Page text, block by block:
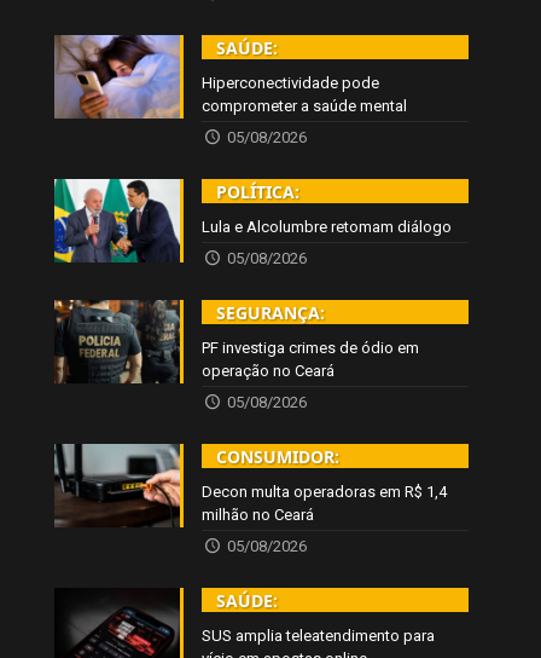
SAÚDE:
Hiperconectividade pode
comprometer a saúde mental
05/08/2026
POLÍTICA:
Lula e Alcolumbre retomam diálogo
05/08/2026
SEGURANÇA:
PF investiga crimes de ódio em
operação no Ceará
05/08/2026
CONSUMIDOR:
Decon multa operadoras em R$ 1,4
milhão no Ceará
05/08/2026
SAÚDE:
SUS amplia teleatendimento para